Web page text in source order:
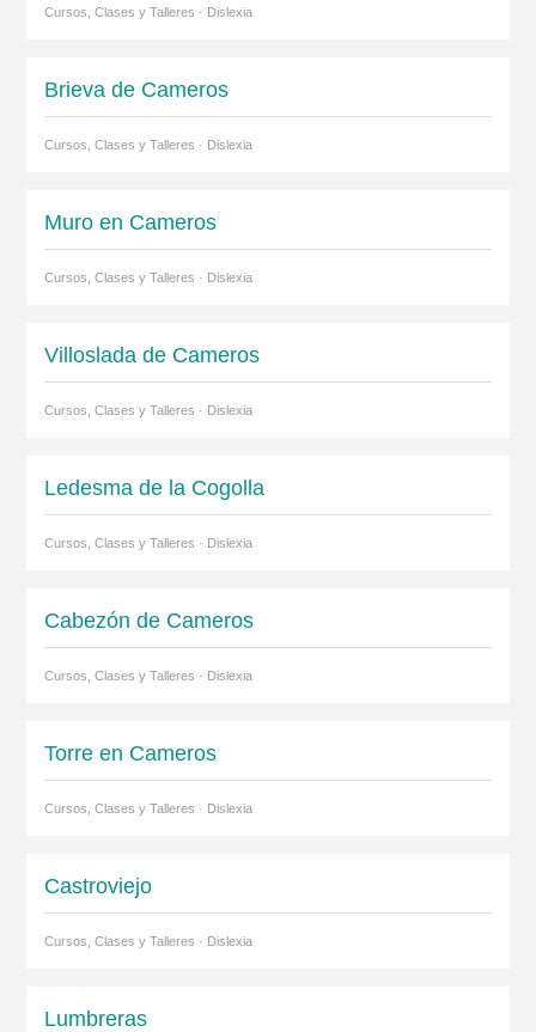
Cursos, Clases y Talleres · Dislexia
Brieva de Cameros
Cursos, Clases y Talleres · Dislexia
Muro en Cameros
Cursos, Clases y Talleres · Dislexia
Villoslada de Cameros
Cursos, Clases y Talleres · Dislexia
Ledesma de la Cogolla
Cursos, Clases y Talleres · Dislexia
Cabezón de Cameros
Cursos, Clases y Talleres · Dislexia
Torre en Cameros
Cursos, Clases y Talleres · Dislexia
Castroviejo
Cursos, Clases y Talleres · Dislexia
Lumbreras